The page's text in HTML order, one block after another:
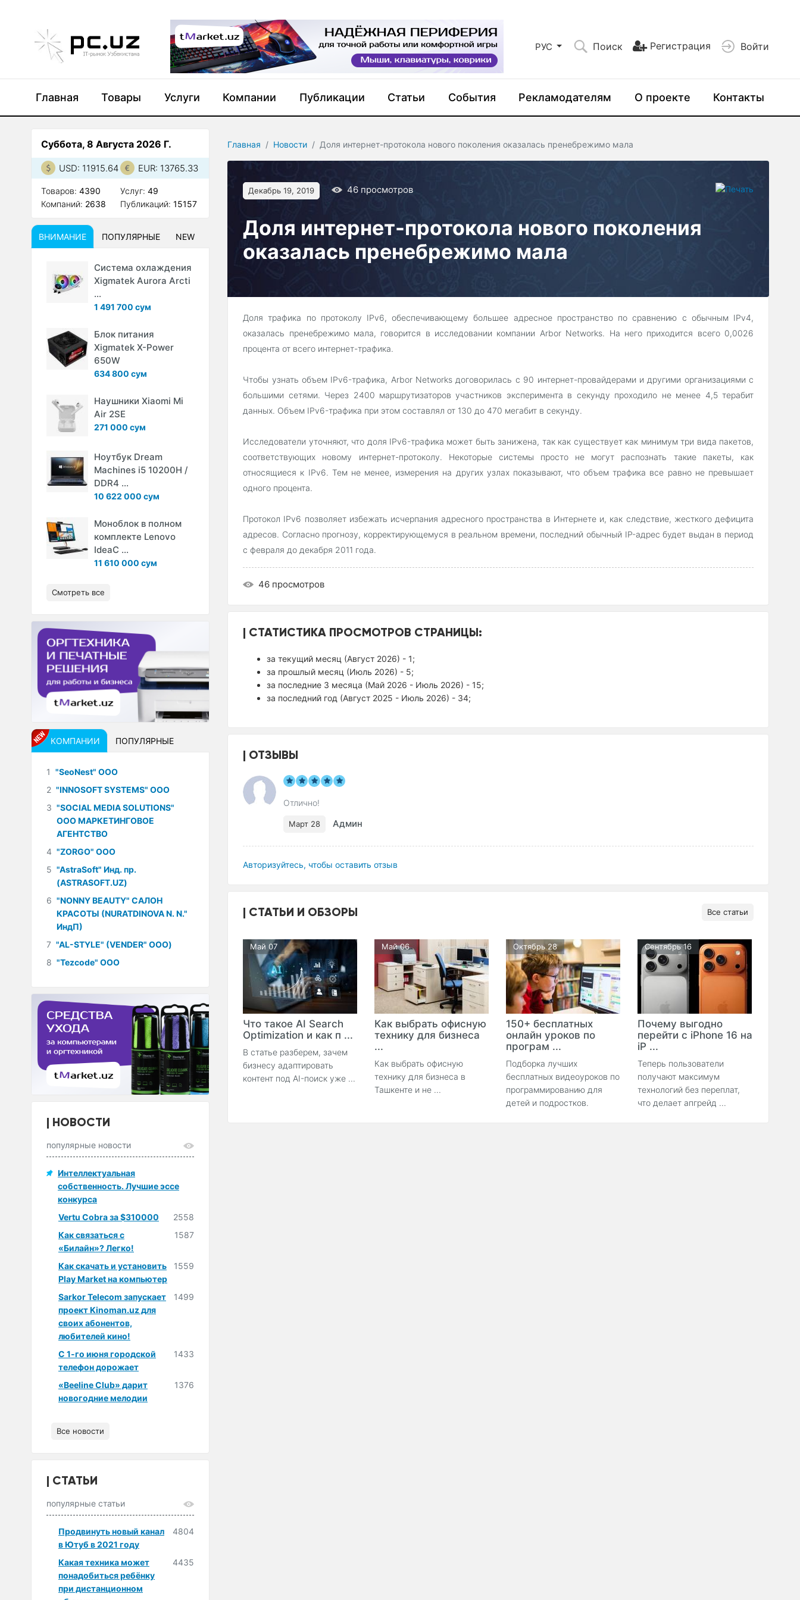
РУС Поиск Регистрация Войти
Главная Товары Услуги Компании Публикации Статьи События Рекламодателям О проекте Контакты
Главная Новости Доля интернет-протокола нового поколения оказалась пренебрежимо мала
Декабрь 19, 2019 46 просмотров
Доля интернет-протокола нового поколения
оказалась пренебрежимо мала
Доля трафика по протоколу IPv6, обеспечивающему большее адресное пространство по сравнению с обычным IPv4,
оказалась пренебрежимо мала, говорится в исследовании компании Arbor Networks. На него приходится всего 0,0026
процента от всего интернет-трафика.
Чтобы узнать объем IPv6-трафика, Arbor Networks договорилась с 90 интернет-провайдерами и другими организациями с
большими сетями. Через 2400 маршрутизаторов участников эксперимента в секунду проходило не менее 4,5 терабит
данных. Объем IPv6-трафика при этом составлял от 130 до 470 мегабит в секунду.
Исследователи уточняют, что доля IPv6-трафика может быть занижена, так как существует как минимум три вида пакетов,
соответствующих новому интернет-протоколу. Некоторые системы просто не могут распознать такие пакеты, как
относящиеся к IPv6. Тем не менее, измерения на других узлах показывают, что объем трафика все равно не превышает
одного процента.
Протокол IPv6 позволяет избежать исчерпания адресного пространства в Интернете и, как следствие, жесткого дефицита
адресов. Согласно прогнозу, корректирующемуся в реальном времени, последний обычный IP-адрес будет выдан в период
с февраля до декабря 2011 года.
46 просмотров
СТАТИСТИКА ПРОСМОТРОВ СТРАНИЦЫ:
за текущий месяц (Август 2026) - 1;
за прошлый месяц (Июль 2026) - 5;
за последние 3 месяца (Май 2026 - Июль 2026) - 15;
за последний год (Август 2025 - Июль 2026) - 34;
ОТЗЫВЫ
Отлично!
Март 28 Админ
Авторизуйтесь, чтобы оставить отзыв
СТАТЬИ И ОБЗОРЫ Все статьи
Май 07
Что такое AI Search
Optimization и как п ...
В статье разберем, зачем
бизнесу адаптировать
контент под AI-поиск уже ...
Май 06
Как выбрать офисную
технику для бизнеса
...
Как выбрать офисную
технику для бизнеса в
Ташкенте и не ...
Октябрь 28
150+ бесплатных
онлайн уроков по
програм ...
Подборка лучших
бесплатных видеоуроков по
программированию для
детей и подростков.
Сентябрь 16
Почему выгодно
перейти с iPhone 16 на
iP ...
Теперь пользователи
получают максимум
технологий без переплат,
что делает апгрейд ...
Суббота, 8 Августа 2026 Г.
USD: 11915.64 EUR: 13765.33
Товаров: 4390
Компаний: 2638
Услуг:49
Публикаций:15157
ВНИМАНИЕ ПОПУЛЯРНЫЕ NEW
Система охлаждения
Xigmatek Aurora Arcti
...
1 491 700 сум
Блок питания
Xigmatek X-Power
650W
634 800 сум
Наушники Xiaomi Mi
Air 2SE
271 000 сум
Ноутбук Dream
Machines i5 10200H /
DDR4 ...
10 622 000 сум
Моноблок в полном
комплекте Lenovo
IdeaC ...
11 610 000 сум
Смотреть все
КОМПАНИИ ПОПУЛЯРНЫЕ
1 "SeoNest" ООО
2 "INNOSOFT SYSTEMS" ООО
3 "SOCIAL MEDIA SOLUTIONS"
ООО МАРКЕТИНГОВОЕ
АГЕНТСТВО
4 "ZORGO" ООО
5 "AstraSoft" Инд. пр.
(ASTRASOFT.UZ)
6 "NONNY BEAUTY" САЛОН
КРАСОТЫ (NURATDINOVA N. N."
ИндП)
7 "AL-STYLE" (VENDER" ООО)
8 "Tezcode" ООО
НОВОСТИ
популярные новости
Интеллектуальная
собственность. Лучшие эссе
конкурса
Vertu Cobra за $310000
2558
Как связаться с
«Билайн»? Легко!
1587
Как скачать и установить
Play Market на компьютер
1559
Sarkor Telecom запускает
проект Kinoman.uz для
своих абонентов,
любителей кино!
1499
С 1-го июня городской
телефон дорожает
1433
«Beeline Club» дарит
новогодние мелодии
1376
Все новости
СТАТЬИ
популярные статьи
Продвинуть новый канал
в Ютуб в 2021 году
4804
Какая техника может
понадобиться ребёнку
при дистанционном
4435